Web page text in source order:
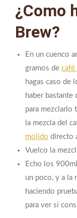
¿Como
Brew?
En un cuenco
gramos de café
hagas caso de
haber bastante
para mezclarlo
la mezcla del
molido directo
Vuelco la
Echo los
un poco, y a la
haciendo
para ver si